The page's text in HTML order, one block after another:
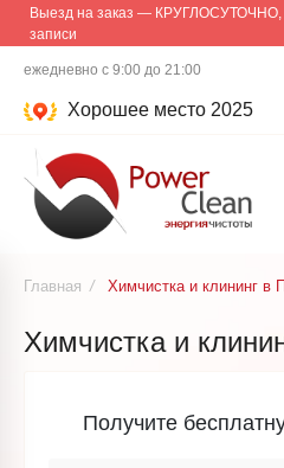
Выезд на заказ — КРУГЛОСУТОЧНО,
записи
ежедневно с 9:00 до 21:00
Хорошее место 2025
Главная / Химчистка и клининг в
Химчистка и
Получите